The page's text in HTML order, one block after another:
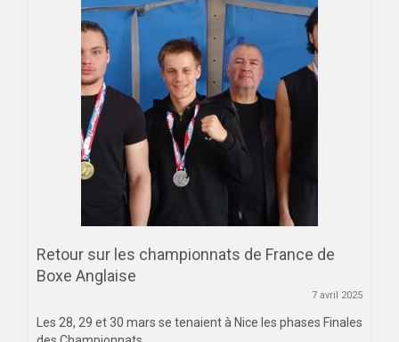
PHOTOTHÈQUE
TOULOUSE
MONTPELLIER
VIDÉOTHÈQUE
PALMARÈS
MONTPELLIER
PARTENAIRES
Retour sur les championnats de France de
Boxe Anglaise
7 avril 2025
Les 28, 29 et 30 mars se tenaient à Nice les phases Finales